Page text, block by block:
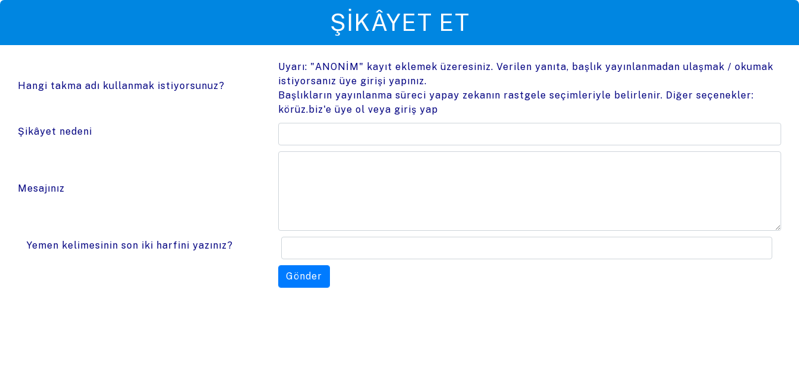
ŞIKÂYET ET
Hangi takma adı kullanmak istiyorsunuz?
Uyarı: "ANONİM" kayıt eklemek üzeresiniz. Verilen yanıta, başlık yayınlanmadan ulaşmak / okumak
istiyorsanız üye girişi yapınız.
Başlıkların yayınlanma süreci yapay zekanın rastgele seçimleriyle belirlenir. Diğer seçenekler:
körüz.biz'e üye ol veya giriş yap
Şikâyet nedeni
Mesajınız
Yemen kelimesinin son iki harfini yazınız?